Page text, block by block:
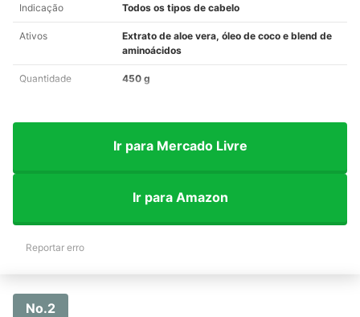
Indicação Todos os tipos de cabelo
Ativos
Extrato de aloe vera, óleo de coco e blend de
aminoácidos
Quantidade 450 g
Ir para Mercado Livre
Ir para Amazon
Reportar erro
No.2